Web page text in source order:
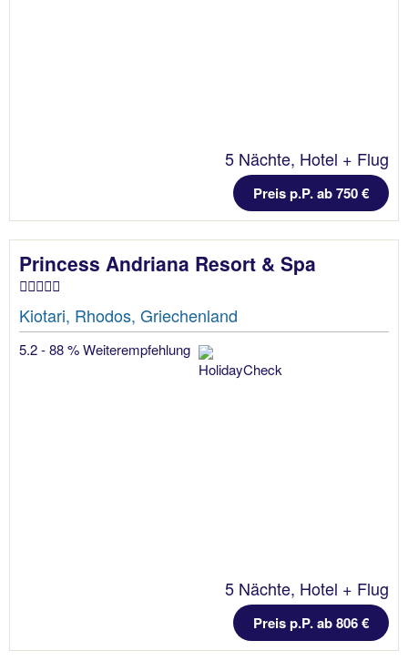
5 Nächte, Hotel + Flug
Preis p.P. ab 750 €
Princess Andriana Resort & Spa
Kiotari, Rhodos, Griechenland
5.2 - 88 % Weiterempfehlung
5 Nächte, Hotel + Flug
Preis p.P. ab 806 €